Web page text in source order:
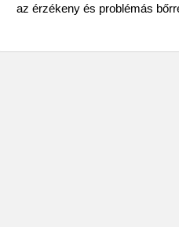
az érzékeny és problémás